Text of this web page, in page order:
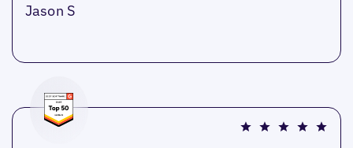
Jason S